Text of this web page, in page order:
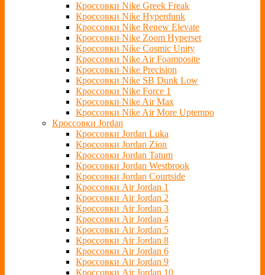
Кроссовки Nike Greek Freak
Кроссовки Nike Hyperdunk
Кроссовки Nike Renew Elevate
Кроссовки Nike Zoom Hyperset
Кроссовки Nike Cosmic Unity
Кроссовки Nike Air Foamposite
Кроссовки Nike Precision
Кроссовки Nike SB Dunk Low
Кроссовки Nike Force 1
Кроссовки Nike Air Max
Кроссовки Nike Air More Uptempo
Кроссовки Jordan
Кроссовки Jordan Luka
Кроссовки Jordan Zion
Кроссовки Jordan Tatum
Кроссовки Jordan Westbrook
Кроссовки Jordan Courtside
Кроссовки Air Jordan 1
Кроссовки Air Jordan 2
Кроссовки Air Jordan 3
Кроссовки Air Jordan 4
Кроссовки Air Jordan 5
Кроссовки Air Jordan 8
Кроссовки Air Jordan 6
Кроссовки Air Jordan 9
Кроссовки Air Jordan 10